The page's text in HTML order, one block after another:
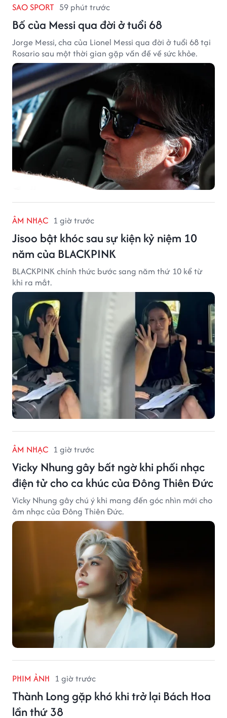
SAO SPORT 59 phút trước
Bố của Messi qua đời ở tuổi 68
Jorge Messi, cha của Lionel Messi qua đời ở tuổi 68 tại
Rosario sau một thời gian gặp vấn đề về sức khỏe.
ÂM NHẠC 1 giờ trước
Jisoo bật khóc sau sự kiện kỷ niệm 10
năm của BLACKPINK
BLACKPINK chính thức bước sang năm thứ 10 kể từ
khi ra mắt.
ÂM NHẠC 1 giờ trước
Vicky Nhung gây bất ngờ khi phối nhạc
điện tử cho ca khúc của Đông Thiên Đức
Vicky Nhung gây chú ý khi mang đến góc nhìn mới cho
âm nhạc của Đông Thiên Đức.
PHIM ẢNH 1 giờ trước
Thành Long gặp khó khi trở lại Bách Hoa
lần thứ 38